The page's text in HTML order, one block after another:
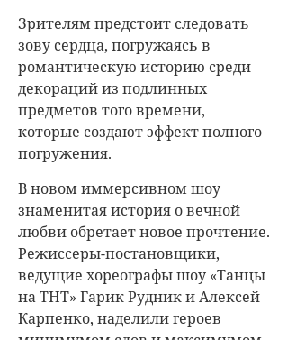
Зрителям предстоит следовать
зову сердца, погружаясь в
романтическую историю среди
декораций из подлинных
предметов того времени,
которые создают эффект полного
погружения.
В новом иммерсивном шоу
знаменитая история о вечной
любви обретает новое прочтение.
Режиссеры-постановщики,
ведущие хореографы шоу «Танцы
на ТНТ» Гарик Рудник и Алексей
Карпенко, наделили героев